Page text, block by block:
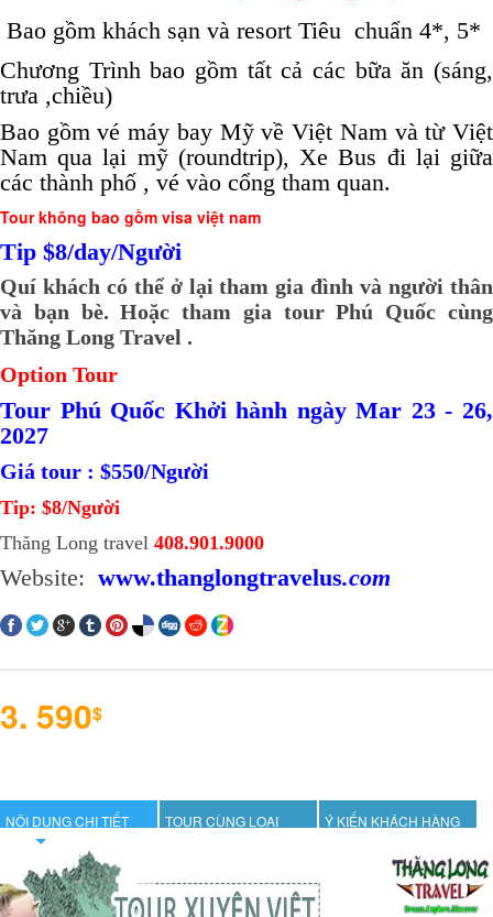
Bao gồm khách sạn và resort Tiêu chuẩn 4*, 5*
Chương Trình bao gồm tất cả các bữa ăn (sáng,
trưa ,chiều)
Bao gồm vé máy bay Mỹ về Việt Nam và từ Việt
Nam qua lại mỹ (roundtrip), Xe Bus đi lại giữa
các thành phố , vé vào cổng tham quan.
Tour không bao gồm visa việt nam
Tip $8/day/Người
Quí khách có thể ở lại tham gia đình và người thân
và bạn bè. Hoặc tham gia tour Phú Quốc cùng
Thăng Long Travel .
Option Tour
Tour Phú Quốc Khởi hành ngày Mar 23 - 26,
2027
Giá tour : $550/Người
Tip: $8/Người
Thăng Long travel 408.901.9000
Website: www.thanglongtravelus.com
3. 590$
NỘI DUNG CHI TIẾT TOUR CÙNG LOẠI Ý KIẾN KHÁCH HÀNG